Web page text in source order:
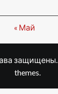
« Май
защищены.
themes.